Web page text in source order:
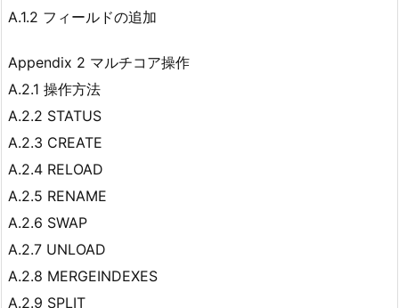
A.1.2 フィールドの追加
Appendix 2 マルチコア操作
A.2.1 操作方法
A.2.2 STATUS
A.2.3 CREATE
A.2.4 RELOAD
A.2.5 RENAME
A.2.6 SWAP
A.2.7 UNLOAD
A.2.8 MERGEINDEXES
A.2.9 SPLIT